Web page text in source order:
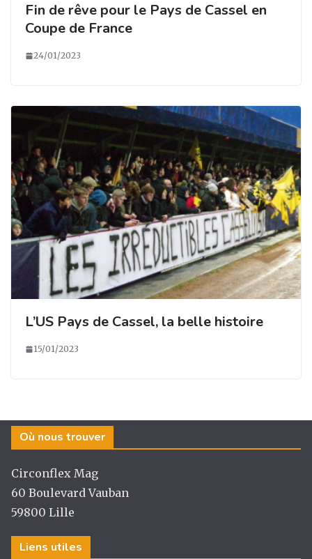
Fin de rêve pour le Pays de Cassel en
Coupe de France
24/01/2023
L’US Pays de Cassel, la belle histoire
15/01/2023
Où nous trouver
Circonflex Mag
60 Boulevard Vauban
59800 Lille
Liens utiles